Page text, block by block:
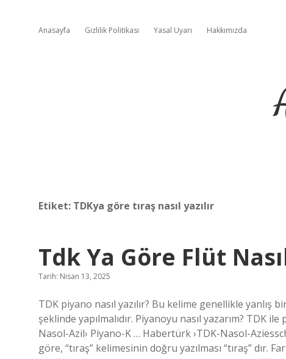
Anasayfa Gizlilik Politikası Yasal Uyarı Hakkımızda
Etiket: TDKya göre tıraş nasıl yazılır
Tdk Ya Göre Flüt
Tarih: Nisan 13, 2025
TDK piyano nasıl yazılır? Bu kelime genellikle yanlış
şeklinde yapılmalıdır. Piyanoyu nasıl yazarım? TDK
Nasol-Azil› Piyano-K … Habertürk ›TDK-Nasol-
göre, “tıraş” kelimesinin doğru yazılması “tıraş” dır.